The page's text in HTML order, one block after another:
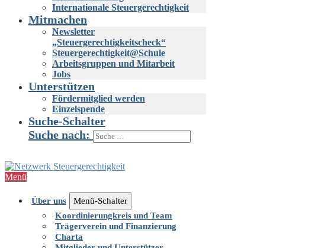
Internationale Steuergerechtigkeit
Mitmachen
Newsletter
„Steuergerechtigkeitscheck“
Steuergerechtigkeit@Schule
Arbeitsgruppen und Mitarbeit
Jobs
Unterstützen
Fördermitglied werden
Einzelspende
Suche-Schalter
Suche nach:
Menü
Über uns
Menü-Schalter
Koordinierungkreis und Team
Trägerverein und Finanzierung
Charta